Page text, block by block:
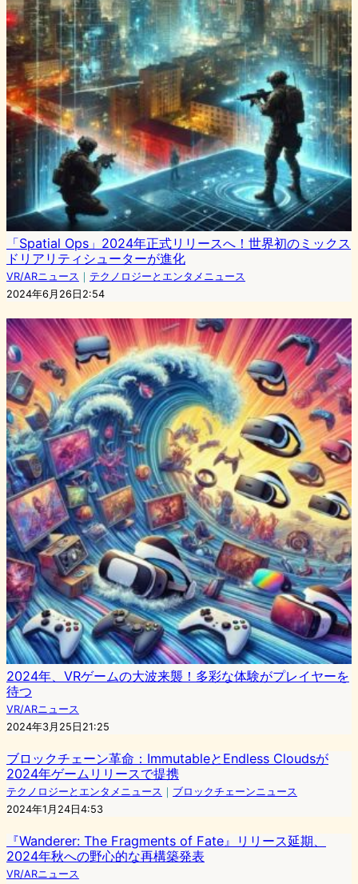
「Spatial Ops」2024年正式リリースへ！世界初のミックス
ドリアリティシューターが進化
VR/ARニュース ｜ テクノロジーとエンタメニュース
2024年6月26日2:54
2024年、VRゲームの大波来襲！多彩な体験がプレイヤーを
待つ
VR/ARニュース
2024年3月25日21:25
ブロックチェーン革命：ImmutableとEndless Cloudsが
2024年ゲームリリースで提携
テクノロジーとエンタメニュース ｜ ブロックチェーンニュース
2024年1月24日4:53
『Wanderer: The Fragments of Fate』リリース延期、
2024年秋への野心的な再構築発表
VR/ARニュース